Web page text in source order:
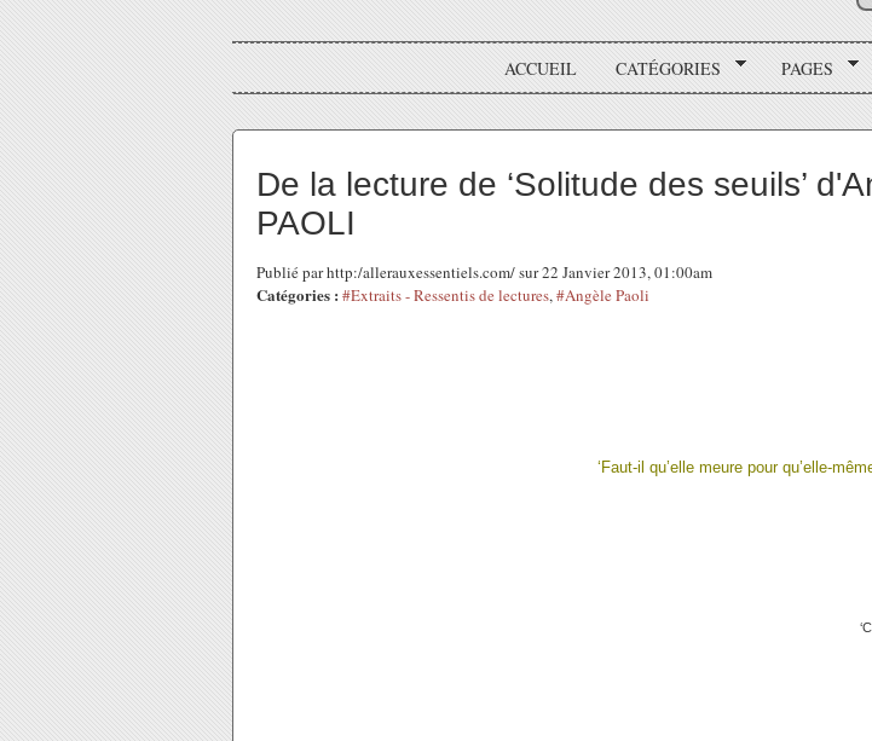
ACCUEIL CATÉGORIES PAGES
De la lecture de ‘Solitude des seuils’
PAOLI
Publié par http:/allerauxessentiels.com/ sur 22 Janvier 2013, 01:00am
Catégories : #Extraits - Ressentis de lectures,#Angèle Paoli
‘Faut-il qu’elle meure pour qu’elle-